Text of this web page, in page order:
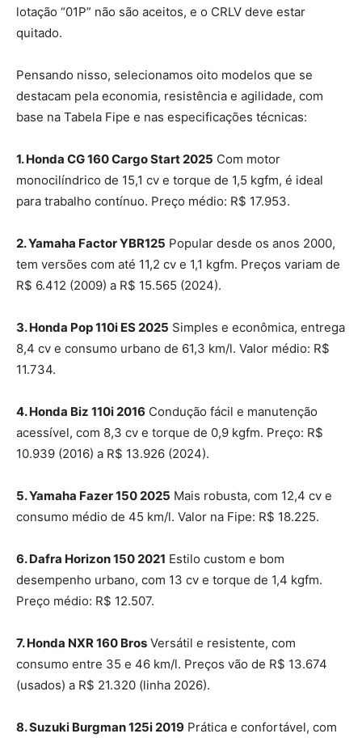
lotação “01P” não são aceitos, e o CRLV deve estar
quitado.
Pensando nisso, selecionamos oito modelos que se
destacam pela economia, resistência e agilidade, com
base na Tabela Fipe e nas especificações técnicas:
1. Honda CG 160 Cargo Start 2025 Com motor
monocilíndrico de 15,1 cv e torque de 1,5 kgfm, é ideal
para trabalho contínuo. Preço médio: R$ 17.953.
2. Yamaha Factor YBR125 Popular desde os anos 2000,
tem versões com até 11,2 cv e 1,1 kgfm. Preços variam de
R$ 6.412 (2009) a R$ 15.565 (2024).
3. Honda Pop 110i ES 2025 Simples e econômica, entrega
8,4 cv e consumo urbano de 61,3 km/l. Valor médio: R$
11.734.
4. Honda Biz 110i 2016 Condução fácil e manutenção
acessível, com 8,3 cv e torque de 0,9 kgfm. Preço: R$
10.939 (2016) a R$ 13.926 (2024).
5. Yamaha Fazer 150 2025 Mais robusta, com 12,4 cv e
consumo médio de 45 km/l. Valor na Fipe: R$ 18.225.
6. Dafra Horizon 150 2021 Estilo custom e bom
desempenho urbano, com 13 cv e torque de 1,4 kgfm.
Preço médio: R$ 12.507.
7. Honda NXR 160 Bros Versátil e resistente, com
consumo entre 35 e 46 km/l. Preços vão de R$ 13.674
(usados) a R$ 21.320 (linha 2026).
8. Suzuki Burgman 125i 2019 Prática e confortável, com